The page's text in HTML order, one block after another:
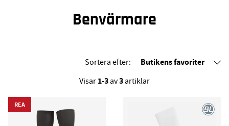
Benvärmare
Sortera efter: Butikens favoriter
Visar 1-3av3artiklar
REA